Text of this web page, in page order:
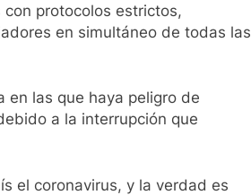
protocolos estrictos,
en simultáneo de todas las
en las que haya peligro de
a la interrupción que
el coronavirus, y la verdad es